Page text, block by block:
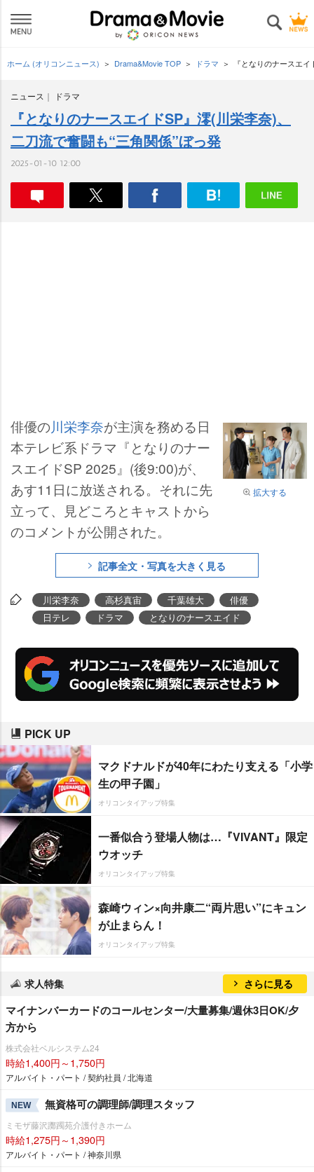
ホーム (オリコンニュース) Drama&Movie TOP ドラマ 『となりのナースエ
ニュース ドラマ
『となりのナースエイドSP』澪(川栄李奈)、
二刀流で奮闘も“三角関係”ぼっ発
2025-01-10 12:00
拡大する
俳優の川栄李奈が主演を務める日
本テレビ系ドラマ『となりのナー
スエイドSP 2025』(後9:00)が、
あす11日に放送される。それに先
立って、見どころとキャストから
のコメントが公開された。
記事全文・写真を大きく見る
川栄李奈 高杉真宙 千葉雄大
俳優
日テレ
ドラマ となりのナースエイド
PICK UP
マクドナルドが40年にわたり支える「小学
生の甲子園」
オリコンタイアップ特集
一番似合う登場人物は…『VIVANT』限定
ウオッチ
オリコンタイアップ特集
森崎ウィン×向井康二“両片思い”にキュン
が止まらん！
オリコンタイアップ特集
求人特集 さらに見る
マイナンバーカードのコールセンター/大量募集/週休3日OK/夕
方から
株式会社ベルシステム24
時給1,400円～1,750円
アルバイト・パート / 契約社員 / 北海道
NEW 無資格可の調理師/調理スタッフ
ミモザ藤沢躑躅苑介護付きホーム
時給1,275円～1,390円
アルバイト・パート / 神奈川県